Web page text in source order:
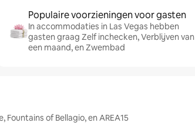
Populaire voorzieningen voor gasten
In accommodaties in Las Vegas hebben
gasten graag Zelf inchecken, Verblijven van
een maand, en Zwembad
of Bellagio, en AREA15